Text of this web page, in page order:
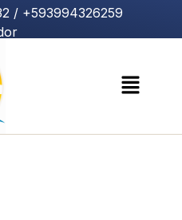
/ +593994326259